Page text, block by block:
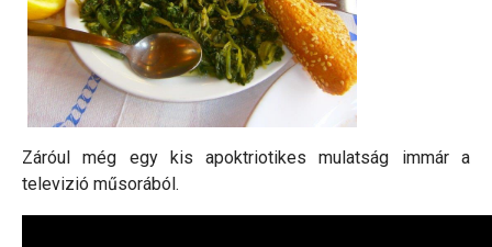
Záróul még egy kis apoktriotikes mulatság immár a
televizió műsorából.